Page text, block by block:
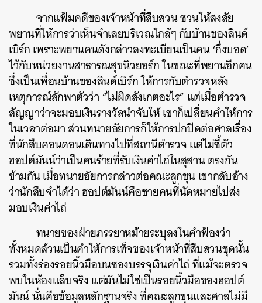
จากแฟ้มคดีของเจ้าหน้าที่สืบสวน ชวนให้สงสัย
พยานที่ให้การว่าเห็นจำเลยบริเวณใกล้ๆ กับบ้านของลินด์
เบิร์ก เพราะพยานคนดังกล่าวลงทะเบียนเป็นคน ‘กึ่งบอด’
ไว้กับหน่วยงานสาธารณสุขนิวยอร์ก ในขณะที่พยานอีกคน
ซึ่งเป็นเพื่อนบ้านของลินด์เบิร์ก ให้การกับตำรวจหลัง
เหตุการณ์ลักพาตัวว่า “ไม่ผิดสังเกตอะไร” แต่เมื่อตำรวจ
สัญญาว่าจะมอบเงินรางวัลนำจับให้ เขาก็เปลี่ยนคำให้การ
ในเวลาต่อมา ส่วนทนายอัยการก็ให้การปกปิดต่อศาลเรื่อง
ที่นักสืบคอนดอนเดินทางไปที่สถานีตำรวจ แต่ไม่ชี้ตัว
ฮอปต์มันน์ว่าเป็นคนร้ายที่รับเงินค่าไถ่ในสุสาน ตรงกัน
ข้ามกัน เมื่อทนายอัยการกล่าวต่อคณะลูกขุน เขากลับอ้าง
ว่านักสืบจำได้ว่า ฮอปต์มันน์คือชายคนที่นัดหมายไปส่ง
มอบเงินค่าไถ่
ทนายของฝ่ายภรรยาหม้ายระบุลงในคำฟ้องว่า
ทั้งหมดล้วนเป็นคำให้การเท็จของเจ้าหน้าที่สืบสวนชุดนั้น
รวมทั้งร่องรอยนิ้วมือบนซองบรรจุเงินค่าไถ่ ที่แม้จะตรวจ
พบในห้องแล็บจริง แต่มันไม่ใช่เป็นรอยนิ้วมือของฮอปต์
มันน์ นั่นคือข้อมูลหลักฐานจริง ที่คณะลูกขุนและศาลไม่มี